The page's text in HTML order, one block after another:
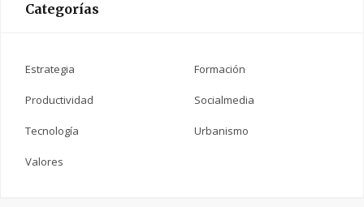
Categorías
Estrategia Formación
Productividad Socialmedia
Tecnología Urbanismo
Valores